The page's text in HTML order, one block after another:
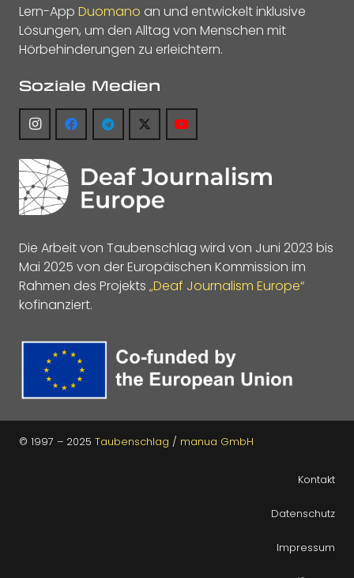
Lern-App Duomano an und entwickelt inklusive
Lösungen, um den Alltag von Menschen mit
Hörbehinderungen zu erleichtern.
Soziale Medien
Die Arbeit von Taubenschlag wird von Juni 2023 bis
Mai 2025 von der Europäischen Kommission im
Rahmen des Projekts „Deaf Journalism Europe“
kofinanziert.
© 1997 – 2025 Taubenschlag / manua GmbH
Kontakt
Datenschutz
Impressum